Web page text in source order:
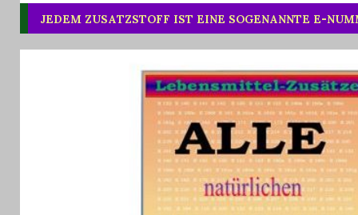
JEDEM ZUSATZSTOFF IST EINE SOGENANNTE E-